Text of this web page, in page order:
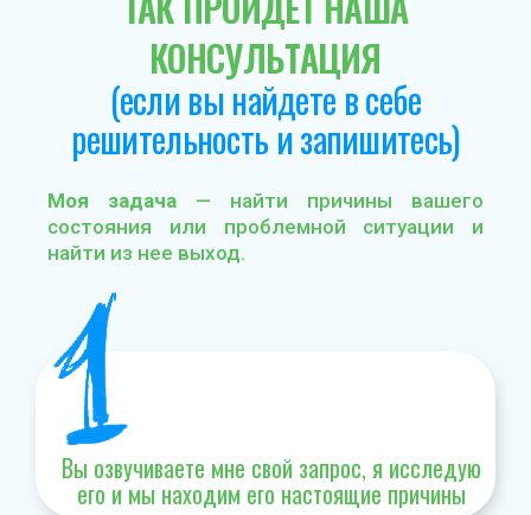
КОНСУЛЬТАЦИЯ
(если вы найдете в себе
решительность и запишитесь)
Моя задача — найти причины вашего
состояния или проблемной ситуации и
найти из нее выход.
Вы озвучиваете мне свой запрос, я исследую
его и мы находим его настоящие причины